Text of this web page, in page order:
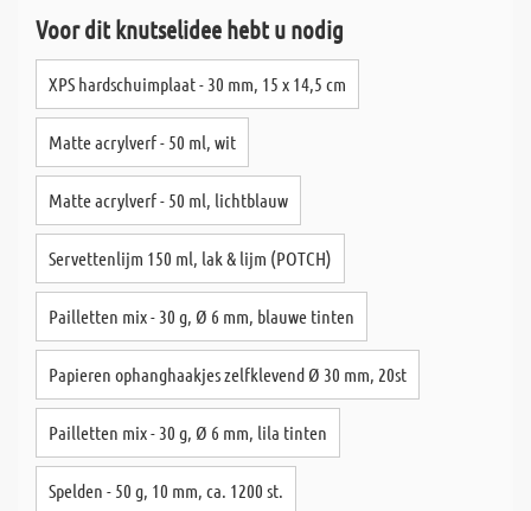
Voor dit knutselidee hebt u nodig
XPS hardschuimplaat - 30 mm, 15 x 14,5 cm
Matte acrylverf - 50 ml, wit
Matte acrylverf - 50 ml, lichtblauw
Servettenlijm 150 ml, lak & lijm (POTCH)
Pailletten mix - 30 g, Ø 6 mm, blauwe tinten
Papieren ophanghaakjes zelfklevend Ø 30 mm, 20st
Pailletten mix - 30 g, Ø 6 mm, lila tinten
Spelden - 50 g, 10 mm, ca. 1200 st.